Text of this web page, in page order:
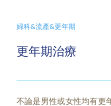
婦科&流產&更年期
更年期治療
不論是男性或女性均有更